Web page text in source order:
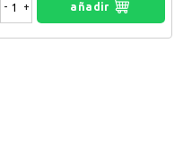
- + añadir